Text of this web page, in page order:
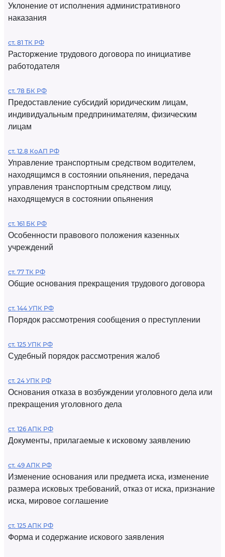
Уклонение от исполнения административного
наказания
ст. 81 ТК РФ
Расторжение трудового договора по инициативе
работодателя
ст. 78 БК РФ
Предоставление субсидий юридическим лицам,
индивидуальным предпринимателям, физическим
лицам
ст. 12.8 КоАП РФ
Управление транспортным средством водителем,
находящимся в состоянии опьянения, передача
управления транспортным средством лицу,
находящемуся в состоянии опьянения
ст. 161 БК РФ
Особенности правового положения казенных
учреждений
ст. 77 ТК РФ
Общие основания прекращения трудового договора
ст. 144 УПК РФ
Порядок рассмотрения сообщения о преступлении
ст. 125 УПК РФ
Судебный порядок рассмотрения жалоб
ст. 24 УПК РФ
Основания отказа в возбуждении уголовного дела или
прекращения уголовного дела
ст. 126 АПК РФ
Документы, прилагаемые к исковому заявлению
ст. 49 АПК РФ
Изменение основания или предмета иска, изменение
размера исковых требований, отказ от иска, признание
иска, мировое соглашение
ст. 125 АПК РФ
Форма и содержание искового заявления